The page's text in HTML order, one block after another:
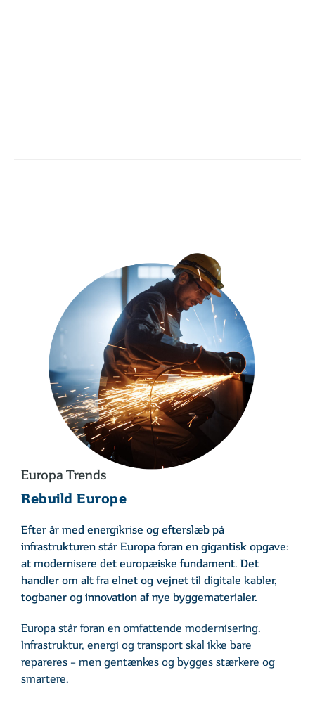
Europa Trends
Rebuild Europe
Efter år med energikrise og efterslæb på
infrastrukturen står Europa foran en gigantisk opgave:
at modernisere det europæiske fundament. Det
handler om alt fra elnet og vejnet til digitale kabler,
togbaner og innovation af nye byggematerialer.
Europa står foran en omfattende modernisering.
Infrastruktur, energi og transport skal ikke bare
repareres – men gentænkes og bygges stærkere og
smartere.